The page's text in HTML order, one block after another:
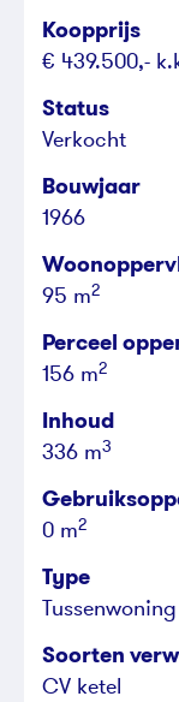
Koopprijs
€ 439.500,-
Status
Verkocht
Bouwjaar
1966
95 m2
Perceel
156 m2
Inhoud
336 m3
0 m2
Type
Tussenwoning
Soorten
CV ketel